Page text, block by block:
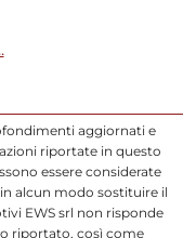
aggiornati e
riportate in questo
essere considerate
alcun modo sostituire il
EWS srl non risponde
riportato, così come